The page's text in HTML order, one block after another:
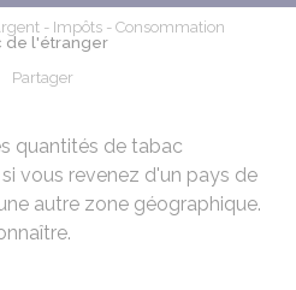
- Impôts - Consommation
de l'étranger
Partager
quantités de tabac
vous revenez d'un pays de
autre zone géographique.